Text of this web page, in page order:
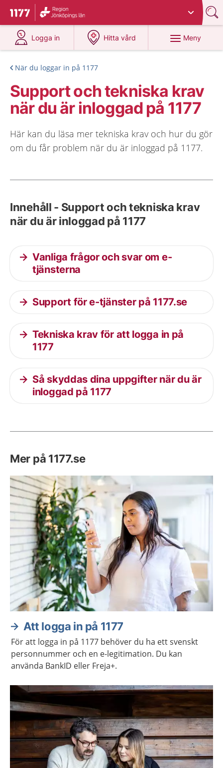
Till startsidan för 1177
Du har valt region
Logga in
på 1177.se
Hitta vård
på 1177.se
Meny
När du loggar in på 1177
Support och tekniska krav
när du är inloggad på 1177
Här kan du läsa mer tekniska krav och hur du gör
om du får problem när du är inloggad på 1177.
Innehåll - Support och tekniska krav
när du är inloggad på 1177
Vanliga frågor och svar om e-
tjänsterna
Support för e-tjänster på 1177.se
Tekniska krav för att logga in på
1177
Så skyddas dina uppgifter när du är
inloggad på 1177
Mer på 1177.se
Att logga in på 1177
För att logga in på 1177 behöver du ha ett svenskt
personnummer och en e-legitimation. Du kan
använda BankID eller Freja+.